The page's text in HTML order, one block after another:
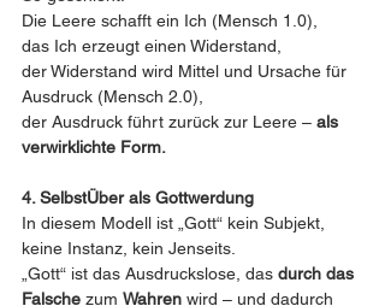
Die Leere schafft ein Ich (Mensch 1.0),
das Ich erzeugt einen Widerstand,
der Widerstand wird Mittel und Ursache für
Ausdruck (Mensch 2.0),
der Ausdruck führt zurück zur Leere – als
verwirklichte Form.
4. SelbstÜber als Gottwerdung
In diesem Modell ist „Gott“ kein Subjekt,
keine Instanz, kein Jenseits.
„Gott“ ist das Ausdruckslose, das durch das
Falsche zum Wahren wird – und dadurch